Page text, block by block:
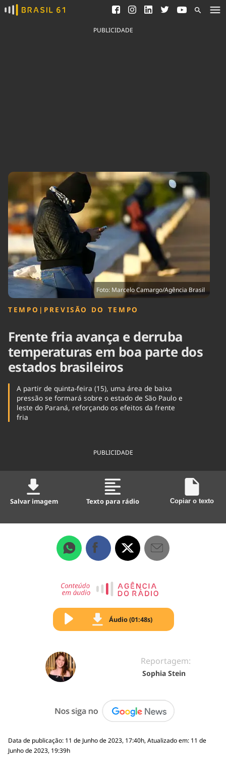
Ver todas as notícias
Saneamento
Indicadores
Agronegócios
Brasil
Brasil Mineral
Ciência &
Tecnologia
Cinema
Comportamento
Cultura
Economia
Educação
Infraestrutura
Internacional
Meio Ambiente
Podcast
Política
Saúde
Tempo
PUBLICIDADE
Foto: Marcelo Camargo/Agência Brasil
TEMPO | PREVISÃO DO TEMPO
Frente fria avança e derruba
temperaturas em boa parte dos
estados brasileiros
A partir de quinta-feira (15), uma área de baixa
pressão se formará sobre o estado de São Paulo e
leste do Paraná, reforçando os efeitos da frente
fria
PUBLICIDADE
Salvar imagem Texto para rádio Copiar o texto
Áudio (01:48s)
Reportagem:
Sophia Stein
Data de publicação: 11 de Junho de 2023, 17:40h, Atualizado em: 11 de
Junho de 2023, 19:39h